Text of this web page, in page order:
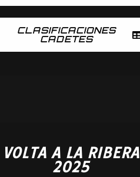
CLASIFICACIONES
CADETES
VOLTA A LA RIBERA
2025